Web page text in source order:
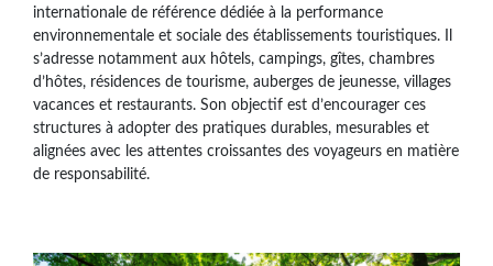
internationale de référence dédiée à la performance
environnementale et sociale des établissements touristiques. Il
s’adresse notamment aux hôtels, campings, gîtes, chambres
d’hôtes, résidences de tourisme, auberges de jeunesse, villages
vacances et restaurants. Son objectif est d’encourager ces
structures à adopter des pratiques durables, mesurables et
alignées avec les attentes croissantes des voyageurs en matière
de responsabilité.